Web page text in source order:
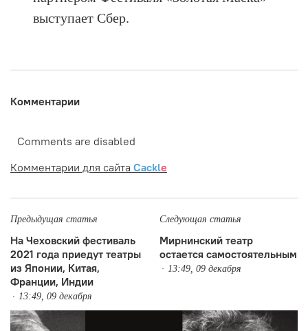
выступает Сбер.
Комментарии
Comments are disabled
Комментарии для сайта Cackle
Предыдущая статья
На Чеховский фестиваль
2021 года приедут театры
из Японии, Китая,
Франции, Индии
13:49, 09 декабря
Следующая статья
Мирнинский театр
остается самостоятельным
13:49, 09 декабря